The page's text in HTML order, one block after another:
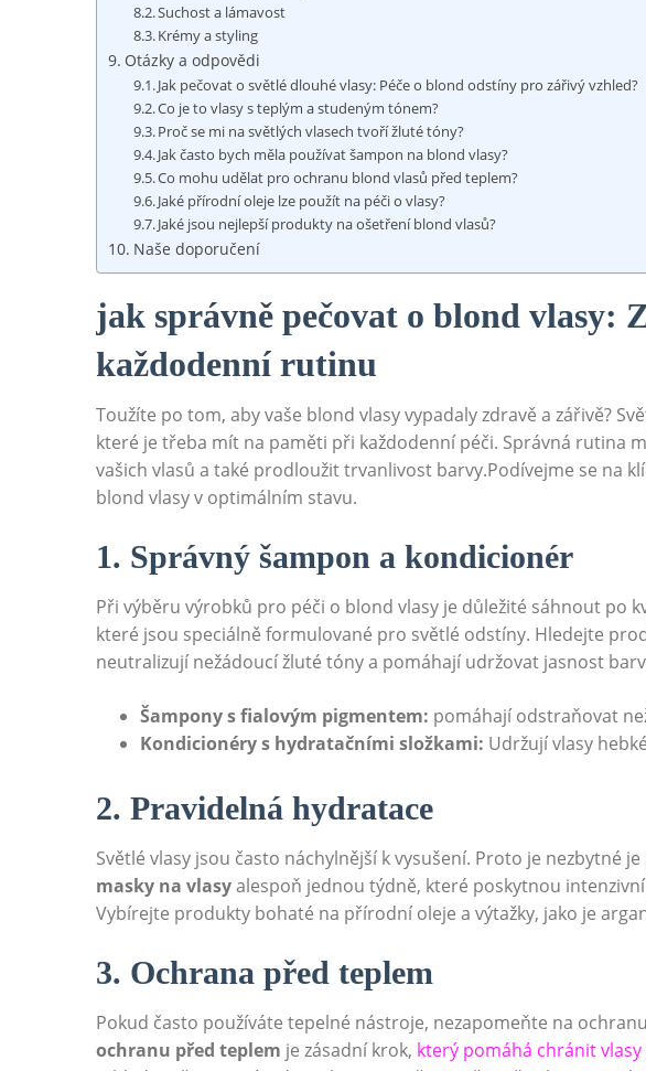
Suchost a lámavost
Krémy a styling
Otázky a odpovědi
Jak pečovat o světlé dlouhé vlasy: Péče o blond odstíny pro zářivý vzhled?
Co je to vlasy s teplým a studeným tónem?
Proč se mi na světlých vlasech tvoří žluté tóny?
Jak často bych měla používat šampon na blond vlasy?
Co mohu udělat pro ochranu blond vlasů před teplem?
Jaké přírodní oleje lze použít na péči o vlasy?
Jaké jsou nejlepší produkty na ošetření blond vlasů?
Naše doporučení
jak správně pečovat o blond vlasy:
každodenní rutinu
Toužíte po tom, aby vaše blond vlasy vypadaly zdravě a zářivě?
které je třeba mít na paměti při každodenní péči. Správná rutina
vašich vlasů a také prodloužit trvanlivost barvy.Podívejme se na
blond vlasy v optimálním stavu.
1. Správný šampon a kondicionér
Při výběru výrobků pro péči o blond vlasy je důležité sáhnout po
které jsou speciálně formulované pro světlé odstíny. Hledejte
neutralizují nežádoucí žluté tóny a pomáhají udržovat jasnost
Šampony s fialovým pigmentem: pomáhají odstraňovat
Kondicionéry s hydratačními složkami: Udržují vlasy
2. Pravidelná hydratace
Světlé vlasy jsou často náchylnější k vysušení. Proto je nezbytné
masky na vlasyalespoň jednou týdně, které poskytnou
Vybírejte produkty bohaté na přírodní oleje a výtažky, jako je
3. Ochrana před teplem
Pokud často používáte tepelné nástroje, nezapomeňte na
ochranu před teplem je zásadní krok, který pomáhá chránit